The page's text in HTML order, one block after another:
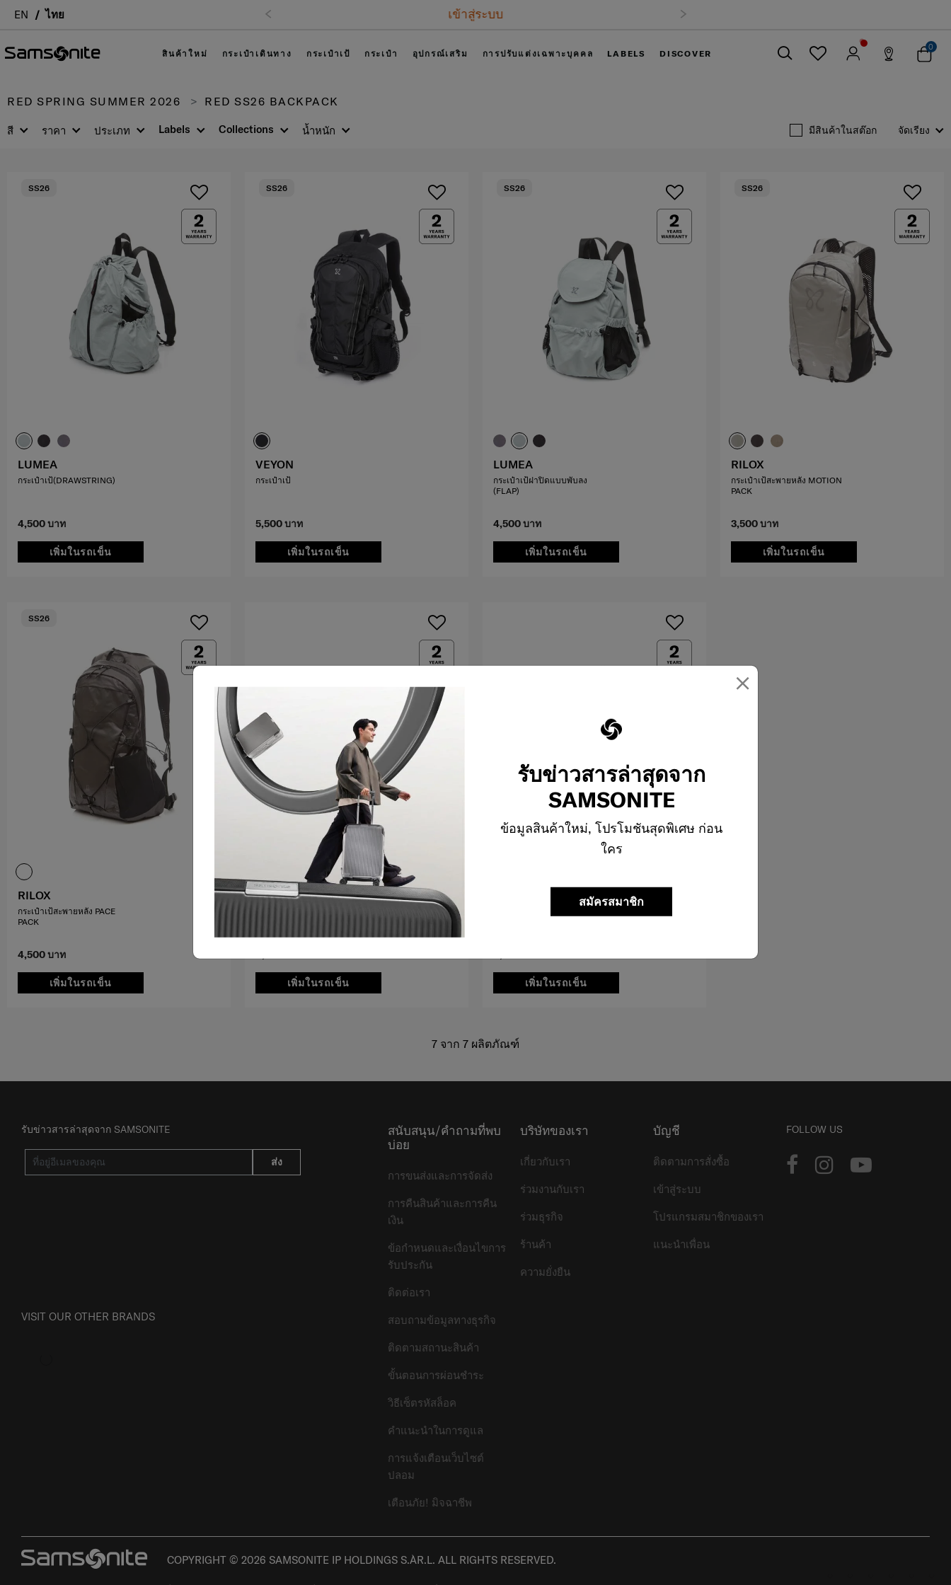
×
รับข่าวสารล่าสุดจาก
SAMSONITE
ข้อมูลสินค้าใหม่, โปรโมชันสุดพิเศษ ก่อน
ใคร
สมัครสมาชิก
EN ไทย เข้าสู่ระบบ
สินค้าใหม่ กระเป๋าเดินทาง กระเป๋าเป้ กระเป๋า อุปกรณ์เสริม การปรับแต่งเฉพาะบุคคล LABELS DISCOVER
0
RED SPRING SUMMER 2026 RED SS26 BACKPACK
สี ราคา ประเภท Labels Collections น้ำหนัก มีสินค้าในสต๊อก จัดเรียง
4,500 บาท
เพิ่มในรถเข็น
SS26
LUMEA
กระเป๋าเป้(DRAWSTRING)
5,500 บาท
เพิ่มในรถเข็น
SS26
VEYON
กระเป๋าเป้
4,500 บาท
เพิ่มในรถเข็น
SS26
LUMEA
กระเป๋าเป้ฝาปิดแบบพับลง
(FLAP)
3,500 บาท
เพิ่มในรถเข็น
SS26
RILOX
กระเป๋าเป้สะพายหลัง MOTION
PACK
4,500 บาท
เพิ่มในรถเข็น
SS26
RILOX
กระเป๋าเป้สะพายหลัง PACE
PACK
เพิ่มในรถเข็น
ORRTON
เพิ่มในรถเข็น
7 จาก 7 ผลิตภัณฑ์
รับข่าวสารล่าสุดจาก SAMSONITE
ส่ง
VISIT OUR OTHER BRANDS
สนับสนุน/คำถามที่พบ
บ่อย
การขนส่งและการจัดส่ง
การคืนสินค้าและการคืน
เงิน
ข้อกำหนดและเงื่อนไขการ
รับประกัน
ติดต่อเรา
สอบถามข้อมูลทางธุรกิจ
ติดตามสถานะสินค้า
ขั้นตอนการผ่อนชำระ
วิธีเซ็ตรหัสล็อค
คำแนะนำในการดูแล
การแจ้งเตือนเว็บไซต์
ปลอม
เตือนภัย! มิจฉาชีพ
บริษัทของเรา
เกี่ยวกับเรา
ร่วมงานกับเรา
ร่วมธุรกิจ
ร้านค้า
ความยั่งยืน
บัญชี
ติดตามการสั่งซื้อ
เข้าสู่ระบบ
โปรแกรมสมาชิกของเรา
แนะนำเพื่อน
FOLLOW US
COPYRIGHT © 2026 SAMSONITE IP HOLDINGS S.ÀR.L. ALL RIGHTS RESERVED.